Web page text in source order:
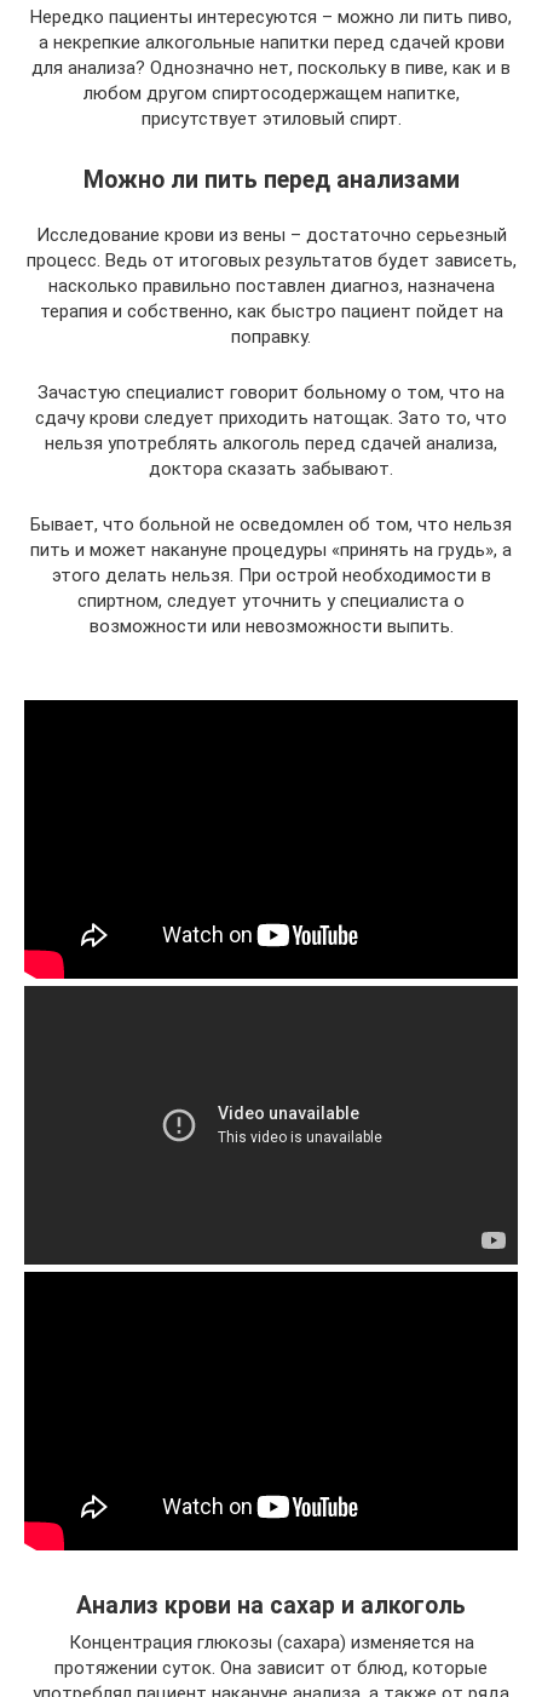
Нередко пациенты интересуются – можно ли пить пиво,
а некрепкие алкогольные напитки перед сдачей крови
для анализа? Однозначно нет, поскольку в пиве, как и в
любом другом спиртосодержащем напитке,
присутствует этиловый спирт.
Можно ли пить перед анализами
Исследование крови из вены – достаточно серьезный
процесс. Ведь от итоговых результатов будет зависеть,
насколько правильно поставлен диагноз, назначена
терапия и собственно, как быстро пациент пойдет на
поправку.
Зачастую специалист говорит больному о том, что на
сдачу крови следует приходить натощак. Зато то, что
нельзя употреблять алкоголь перед сдачей анализа,
доктора сказать забывают.
Бывает, что больной не осведомлен об том, что нельзя
пить и может накануне процедуры «принять на грудь», а
этого делать нельзя. При острой необходимости в
спиртном, следует уточнить у специалиста о
возможности или невозможности выпить.
Анализ крови на сахар и алкоголь
Концентрация глюкозы (сахара) изменяется на
протяжении суток. Она зависит от блюд, которые